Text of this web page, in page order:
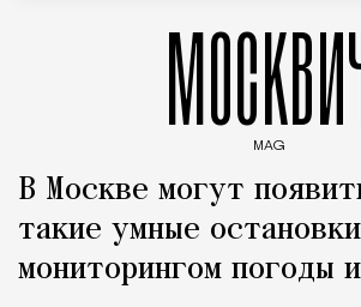
MAG
В Москве могут
такие умные
мониторингом погоды